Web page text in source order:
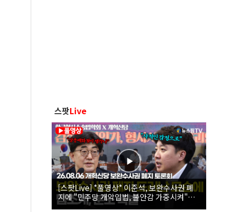
스팟Live
[스팟Live] *풀영상* 이준석, 보완수사권 폐
지에 "민주당 개악입법, 불안감 가중시켜"｜
26.08.06 개혁신당 보완수사권 폐지 토론회